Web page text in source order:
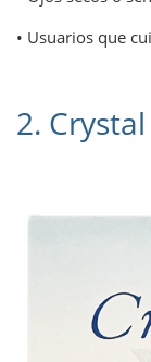
• Usuarios que
2.